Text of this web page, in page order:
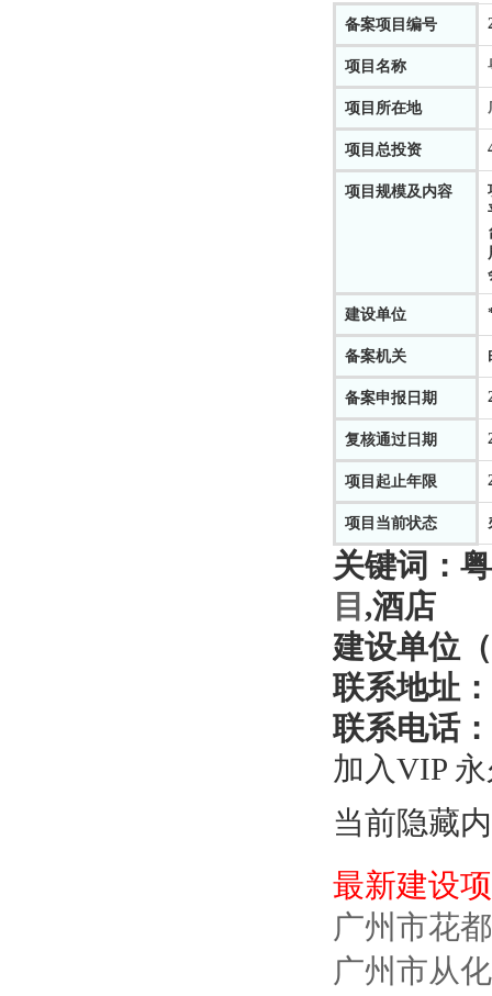
备案项目编号
项目名称
项目所在地
项目总投资
项目规模及内容
建设单位
备案机关
备案申报日期
复核通过日期
项目起止年限
项目当前状态
关键词：
目 ,酒店
建设单位
联系地址：
联系电话：
加入VIP
当前隐藏
最新建设
广州市花
广州市从